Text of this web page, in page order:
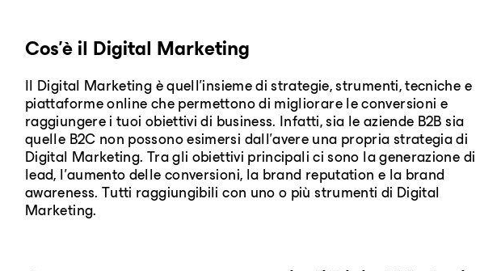
Cos'è il Digital Marketing
Il Digital Marketing è quell'insieme di strategie, strumenti, tecniche e
piattaforme online che permettono di migliorare le conversioni e
raggiungere i tuoi obiettivi di business. Infatti, sia le aziende B2B sia
quelle B2C non possono esimersi dall'avere una propria strategia di
Digital Marketing. Tra gli obiettivi principali ci sono la generazione di
lead, l'aumento delle conversioni, la brand reputation e la brand
awareness. Tutti raggiungibili con uno o più strumenti di Digital
Marketing.